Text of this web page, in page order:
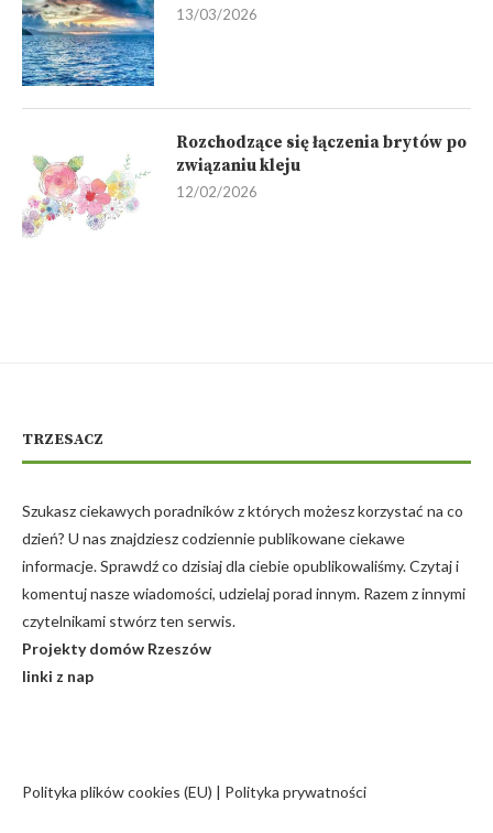
13/03/2026
Rozchodzące się łączenia brytów po
związaniu kleju
12/02/2026
TRZESACZ
Szukasz ciekawych poradników z których możesz korzystać na co
dzień? U nas znajdziesz codziennie publikowane ciekawe
informacje. Sprawdź co dzisiaj dla ciebie opublikowaliśmy. Czytaj i
komentuj nasze wiadomości, udzielaj porad innym. Razem z innymi
czytelnikami stwórz ten serwis.
Projekty domów Rzeszów
linki z nap
Polityka plików cookies (EU) | Polityka prywatności